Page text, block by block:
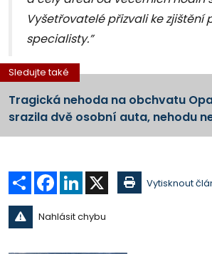
Vyšetřovatelé přizvali ke zjištění
specialisty.”
Sledujte také
Tragická nehoda na obchvatu
srazila dvě osobní auta, nehodu
Sdílet Facebook
LinkedIn Vytisknout
Nahlásit chybu